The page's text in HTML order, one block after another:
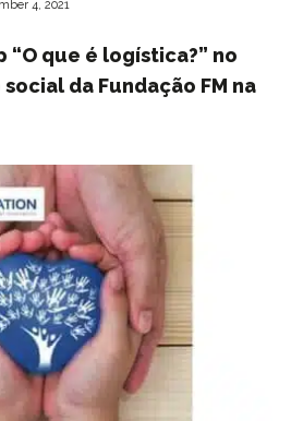
4, 2021
“O que é logística?” no
da Fundação FM na